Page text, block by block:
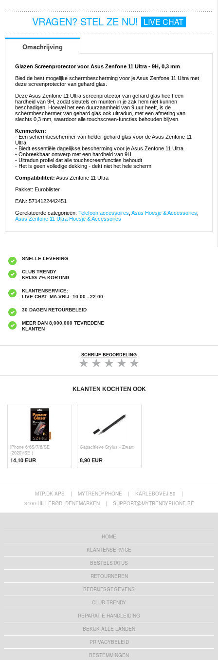
VRAGEN? STEL ZE NU! LIVE CHAT
Omschrijving
Glazen Screenprotector voor Asus Zenfone 11 Ultra - 9H, 0,3 mm
Bied de best mogelijke schermbescherming voor je Asus Zenfone 11 Ultra met
deze screenprotector van gehard glas.
Deze Asus Zenfone 11 Ultra screenprotector van gehard glas heeft een
hardheid van 9H, zodat sleutels en munten in je zak hem niet kunnen
beschadigen. Hoewel het een duurzaamheid van 9 uur heeft, is de
schermbeschermer van gehard glas ook ultradun, met een afmeting van
slechts 0,3 mm, waardoor alle touchscreen-functies behouden blijven.
Kenmerken:
- Een schermbeschermer van helder gehard glas voor de Asus Zenfone 11
Ultra
- Biedt essentiële dagelijkse bescherming voor je Asus Zenfone 11 Ultra
- Onbreekbaar ontwerp met een hardheid van 9H
- Ultradun profiel dat alle touchscreenfuncties behoudt
- Het is geen volledige dekking - dekt niet het hele scherm
Compatibiliteit: Asus Zenfone 11 Ultra
Pakket: Euroblister
EAN: 5714122442451
Gerelateerde categorieën: Telefoon accessoires Asus Hoesje & Accessories
Asus Zenfone 11 Ultra Hoesje & Accessories
SNELLE LEVERING
CLUB TRENDY
KRIJG 7% KORTING
KLANTENSERVICE:
LIVE CHAT: MA-VRIJ: 10:00 - 22:00
30 DAGEN RETOURBELEID
MEER DAN 8,000,000 TEVREDENE
KLANTEN
SCHRIJF BEOORDELING
KLANTEN KOCHTEN OOK
iPhone 6/6S/7/8/SE
(2020)/SE (
14,10 EUR
Capacitieve Stylus - Zwart
8,90 EUR
MTP.DK APS | MYTRENDYPHONE | KARLEBOVEJ 59
|
3400 HILLERØD, DENEMARKEN
| SUPPORT@MYTRENDYPHONE.BE
HOME
KLANTENSERVICE
BESTELSTATUS
RETOURNEREN
BEDRIJFSGEGEVENS
CLUB TRENDY
REPARATIE HANDLEIDING
BEKIJK ALLE LANDEN
PRIVACYBELEID
BESTEMMINGEN